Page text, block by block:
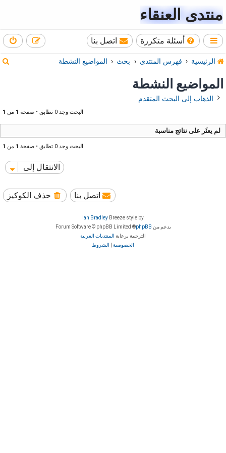
منتدى العنقاء
أسئلة متكررة اتصل بنا
الرئيسية فهرس المنتدى بحث المواضيع النشطة
المواضيع النشطة
الذهاب إلى البحث المتقدم
البحث وجد 0 تطابق • صفحة 1 من 1
لم يعثَر على نتائج مناسبة
البحث وجد 0 تطابق • صفحة 1 من 1
الانتقال إلى
حذف الكوكيز اتصل بنا
Breeze style by
Ian Bradley
بدعم من phpBB
® Forum Software © phpBB Limited
الترجمة برعاية المنتديات العربية
الخصوصية
الشروط